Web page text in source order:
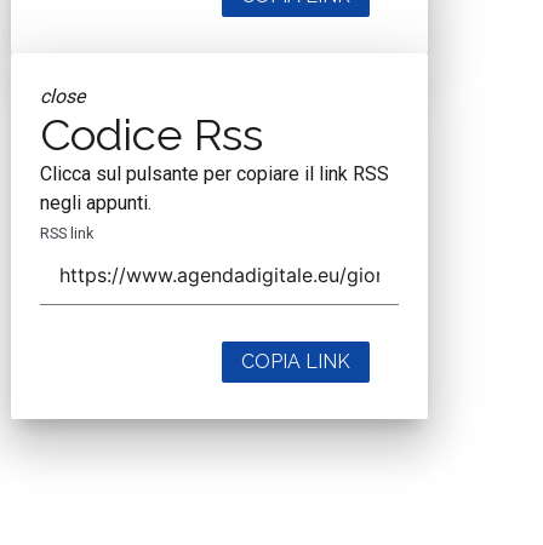
close
Codice Rss
Clicca sul pulsante per copiare il link RSS
negli appunti.
RSS link
COPIA LINK